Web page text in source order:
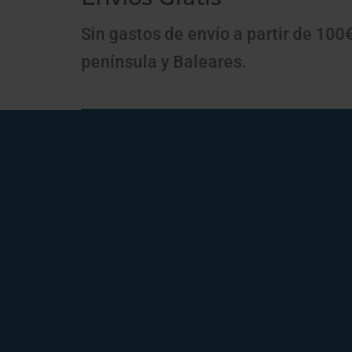
Sin gastos de envío a partir de
península y Baleares.